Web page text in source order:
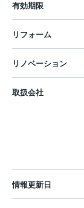
有効期限
リフォーム
リノベーション
取扱会社
情報更新日